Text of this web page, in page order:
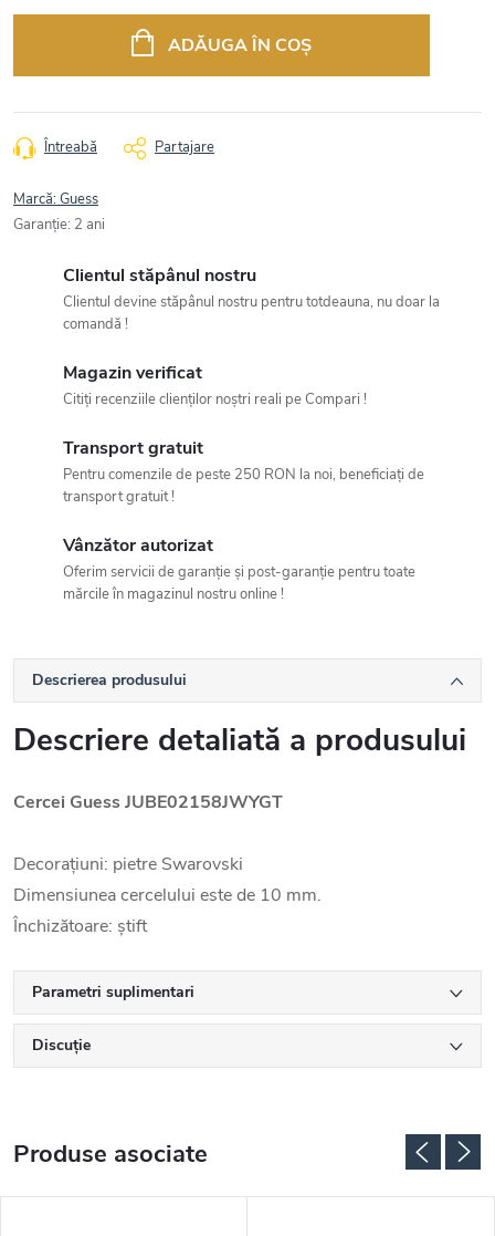
ADĂUGA ÎN COŞ
Întreabă Partajare
Marcă:Guess
Garanţie: 2 ani
Clientul stăpânul nostru
Clientul devine stăpânul nostru pentru totdeauna, nu doar la
comandă !
Magazin verificat
Citiți recenziile clienților noștri reali pe Compari !
Transport gratuit
Pentru comenzile de peste 250 RON la noi, beneficiați de
transport gratuit !
Vânzător autorizat
Oferim servicii de garanție și post-garanție pentru toate
mărcile în magazinul nostru online !
Descrierea produsului
Descriere detaliată a produsului
Cercei Guess JUBE02158JWYGT
Decorațiuni: pietre Swarovski
Dimensiunea cercelului este de 10 mm.
Închizătoare: știft
Parametri suplimentari
Discuţie
Produse asociate